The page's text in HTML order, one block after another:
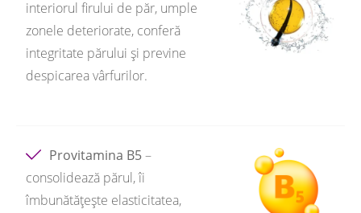
interiorul firului de păr, umple
zonele deteriorate, conferă
integritate părului și previne
despicarea vârfurilor.
Provitamina B5–
consolidează părul, îi
îmbunătățește elasticitatea,